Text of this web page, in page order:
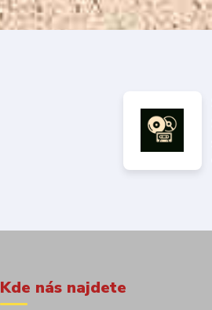
Kde nás najdete